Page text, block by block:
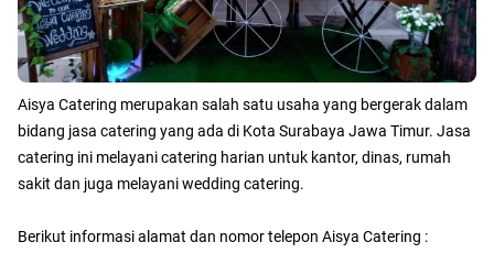
Aisya Catering merupakan salah satu usaha yang bergerak dalam
bidang jasa catering yang ada di Kota Surabaya Jawa Timur. Jasa
catering ini melayani catering harian untuk kantor, dinas, rumah
sakit dan juga melayani wedding catering.
Berikut informasi alamat dan nomor telepon Aisya Catering :